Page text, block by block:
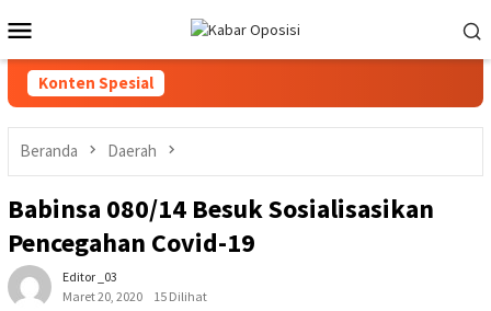
ke
kontenMobile
Konten Spesial
Beranda Daerah
Babinsa 080/14 Besuk Sosialisasikan
Pencegahan Covid-19
Editor _03
Maret 20, 2020
15 Dilihat